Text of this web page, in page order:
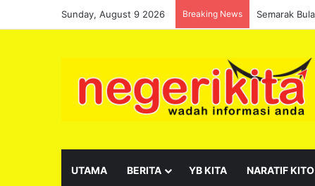
Sunday, August 9 2026 Breaking News
UTAMA BERITA YB KITA NARATIF KITO